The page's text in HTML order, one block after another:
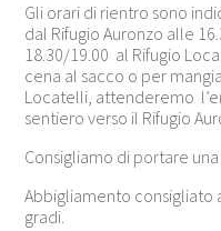
Gli orari di rientro sono
dal Rifugio Auronzo alle
18.30/19.00 al Rifugio
cena al sacco o per
Locatelli, attenderemo
sentiero verso il Rifugio
Consigliamo di portare
Abbigliamento consigliato
gradi.